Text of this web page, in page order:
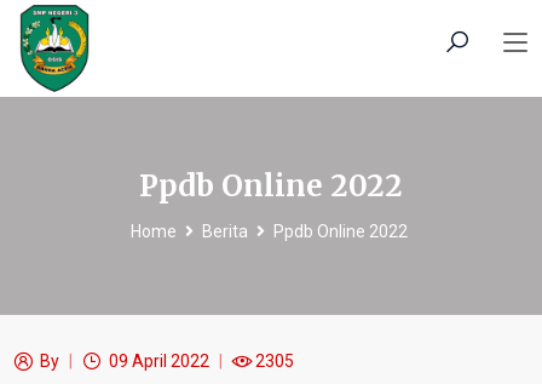
Ppdb Online 2022
Home Berita Ppdb Online 2022
By 09 April 2022 2305